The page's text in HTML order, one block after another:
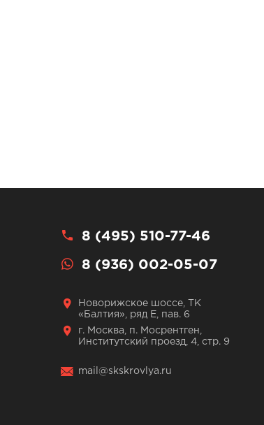
8 (495) 510-77-46
8 (936) 002-05-07
Новорижское шоссе, ТК
«Балтия», ряд Е, пав. 6
г. Москва, п. Мосрентген,
Институтский проезд, 4, стр. 9
mail@skskrovlya.ru